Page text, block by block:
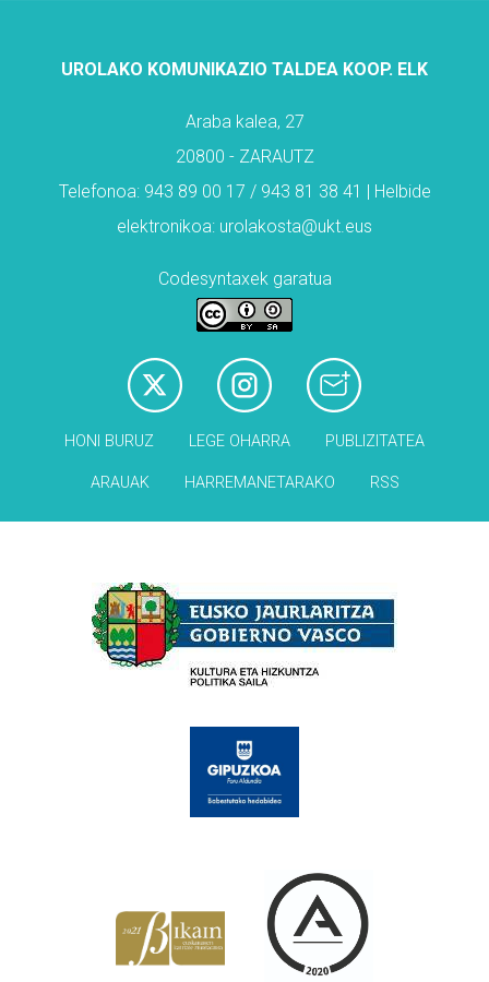
UROLAKO KOMUNIKAZIO TALDEA KOOP. ELK
Araba kalea, 27
20800 - ZARAUTZ
Telefonoa: 943 89 00 17 / 943 81 38 41 | Helbide
elektronikoa: urolakosta@ukt.eus
Codesyntaxek garatua
HONI BURUZ LEGE OHARRA PUBLIZITATEA
ARAUAK HARREMANETARAKO RSS